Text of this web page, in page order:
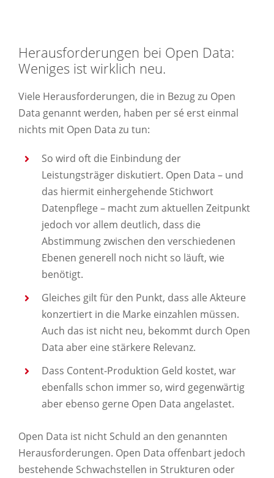
Herausforderungen bei Open Data:
Weniges ist wirklich neu.
Viele Herausforderungen, die in Bezug zu Open
Data genannt werden, haben per sé erst einmal
nichts mit Open Data zu tun:
So wird oft die Einbindung der
Leistungsträger diskutiert. Open Data – und
das hiermit einhergehende Stichwort
Datenpflege – macht zum aktuellen Zeitpunkt
jedoch vor allem deutlich, dass die
Abstimmung zwischen den verschiedenen
Ebenen generell noch nicht so läuft, wie
benötigt.
Gleiches gilt für den Punkt, dass alle Akteure
konzertiert in die Marke einzahlen müssen.
Auch das ist nicht neu, bekommt durch Open
Data aber eine stärkere Relevanz.
Dass Content-Produktion Geld kostet, war
ebenfalls schon immer so, wird gegenwärtig
aber ebenso gerne Open Data angelastet.
Open Data ist nicht Schuld an den genannten
Herausforderungen. Open Data offenbart jedoch
bestehende Schwachstellen in Strukturen oder